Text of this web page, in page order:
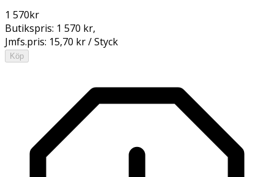
1 570kr
Butikspris: 1 570 kr,
Jmfs.pris: 15,70 kr / Styck
Köp